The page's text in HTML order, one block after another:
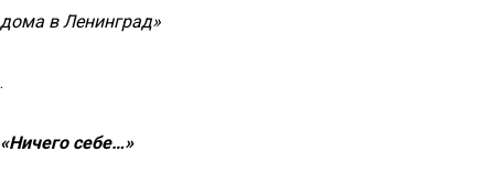
дома в Ленинград»
.
«Ничего себе…»